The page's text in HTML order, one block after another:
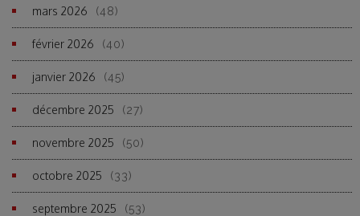
mars 2026 (48)
février 2026 (40)
janvier 2026 (45)
décembre 2025 (27)
novembre 2025 (50)
octobre 2025 (33)
septembre 2025 (53)